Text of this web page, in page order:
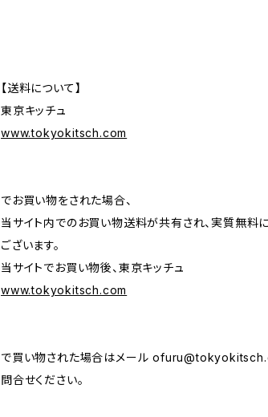
【送料について】
東京キッチュ
www.tokyokitsch.com
でお買い物をされた場合、
当サイト内でのお買い物送料が共有され、実質無料
ございます。
当サイトでお買い物後、東京キッチュ
www.tokyokitsch.com
で買い物された場合はメール
問合せください。